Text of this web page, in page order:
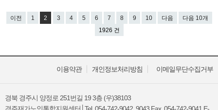
이전 1 2 3 4 5 6 7 8 9 10 다음
다음 10개
1926 건
이메일무단수집거부
개인정보처리방침
이용약관
경북 경주시 양정로 251번길 19 3층 (우)38103